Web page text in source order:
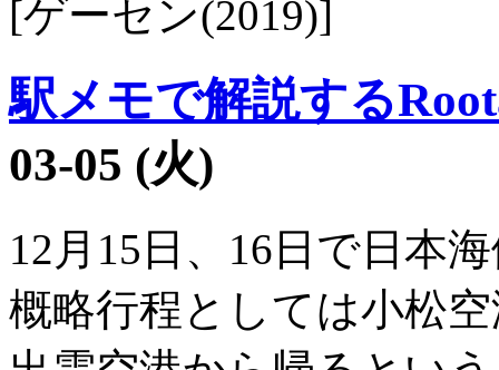
[ゲーセン(2019)]
駅メモで解説する
03-05 (火)
12月15日、16日で日本
概略行程としては小松